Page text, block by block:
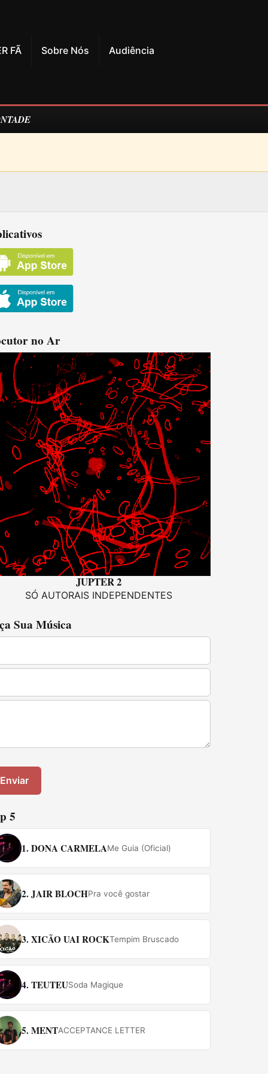
FÃ Sobre Nós Audiência
no Ar
JUPTER 2
SÓ AUTORAIS INDEPENDENTES
Sua Música
Enviar
5
1. DONA CARMELAMe Guia (Oficial)
2. JAIR BLOCHPra você gostar
3. XICÃO UAI ROCKTempim Bruscado
4. TEUTEUSoda Magique
5. MENTACCEPTANCE LETTER